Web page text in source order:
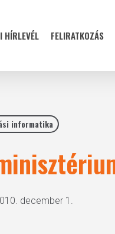
HÍRLEVÉL FELIRATKOZÁS
informatika
december 1.